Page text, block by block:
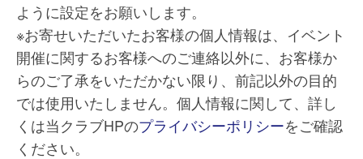
ように設定をお願いします。
※お寄せいただいたお客様の個人情報は、イベント
開催に関するお客様へのご連絡以外に、お客様か
らのご了承をいただかない限り、前記以外の目的
では使用いたしません。個人情報に関して、詳し
くは当クラブHPのプライバシーポリシーをご確認
ください。